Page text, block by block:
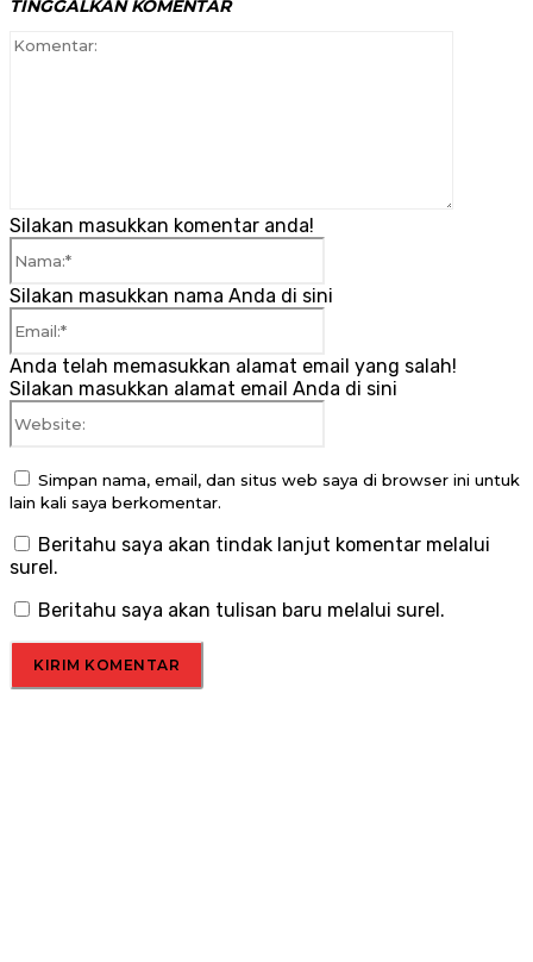
TINGGALKAN KOMENTAR
Silakan masukkan komentar anda!
Silakan masukkan nama Anda di sini
Anda telah memasukkan alamat email yang salah!
Silakan masukkan alamat email Anda di sini
Simpan nama, email, dan situs web saya di browser ini untuk
lain kali saya berkomentar.
Beritahu saya akan tindak lanjut komentar melalui
surel.
Beritahu saya akan tulisan baru melalui surel.